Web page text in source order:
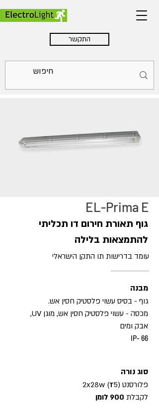
התקשר
EL-Prima E
גוף תאורת חירום דו תכליתי
להתמצאות בלילה
עומד בדרישות תו התקן הישראלי
מבנה
גוף - בסיס עשוי פלסטיק חסין אש.
מכסה - עשוי פלסטיק חסין אש, מוגן UV,
אבק ומים
IP- 66
סוג נורה
פלורסנט (2x28w ( T5
לקבלת 900 לומן